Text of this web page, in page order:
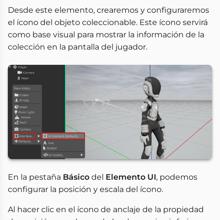
Desde este elemento, crearemos y configuraremos
el ícono del objeto coleccionable. Este ícono servirá
como base visual para mostrar la información de la
colección en la pantalla del jugador.
En la pestaña Básico del Elemento UI, podemos
configurar la posición y escala del ícono.
Al hacer clic en el ícono de anclaje de la propiedad